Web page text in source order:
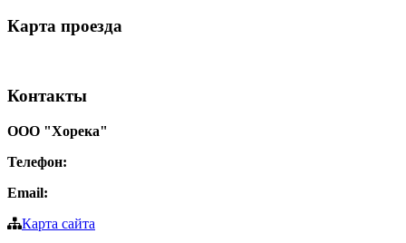
Карта проезда
Контакты
ООО "Хорека"
Телефон:
Email:
Карта сайта